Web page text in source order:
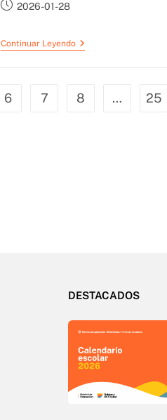
2026-01-28
Continuar Leyendo
6 7 8 … 25
DESTACADOS